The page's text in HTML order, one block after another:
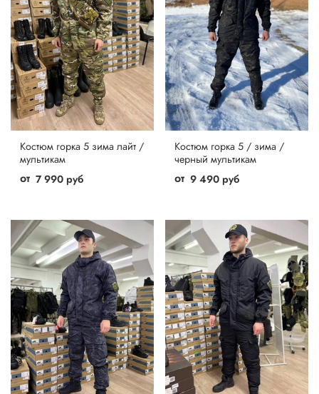
Костюм горка 5 зима лайт /
мультикам
от 7 990 руб
Костюм горка 5 / зима /
черный мультикам
от 9 490 руб